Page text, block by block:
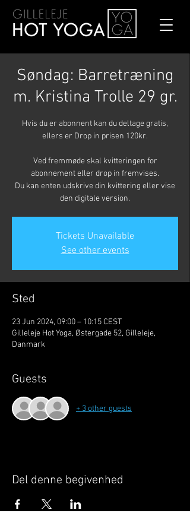
Søndag: Barretræning
m. Kristina Trolle 29 gr.
Hvis du er abonnent kan du deltage gratis,
ellers er Drop in prisen 120kr.
Ved fremmøde skal kvitteringen for
abonnement eller drop in fremvises.
Du kan enten udskrive din kvittering eller vise
den digitale version.
Tickets Unavailable
See other events
Sted
23 Jun 2024, 09:00 – 10:15 CEST
Gilleleje Hot Yoga, Østergade 52, Gilleleje,
Danmark
Guests
+ 3 other guests
Del denne begivenhed